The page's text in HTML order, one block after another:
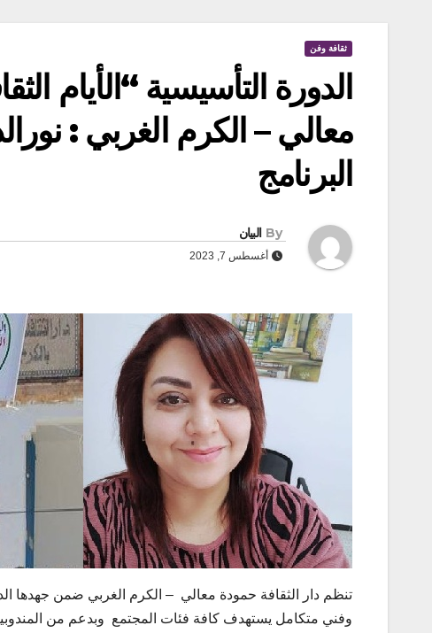
ثقافة وفن
الدورة التأسيسية “الأيام
معالي – الكرم الغربي :
البرنامج
By البيان
أغسطس 7, 2023
تنظم دار الثقافة حمودة معالي – الكرم الغربي ضمن جهدها
وفني متكامل يستهدف كافة فئات المجتمع وبدعم من المندوبية